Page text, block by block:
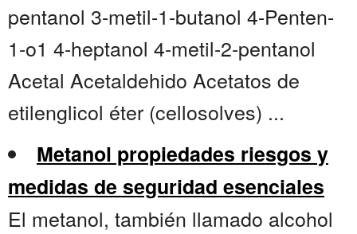
pentanol 3-metil-1-butanol 4-Penten-
1-o1 4-heptanol 4-metil-2-pentanol
Acetal Acetaldehido Acetatos de
etilenglicol éter (cellosolves) ...
Metanol propiedades riesgos y
medidas de seguridad esenciales
El metanol, también llamado alcohol